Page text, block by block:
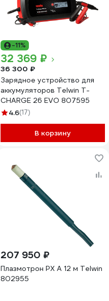
-11%
32 369 ₽
36 300 ₽
Зарядное устройство для
аккумуляторов Telwin T-
CHARGE 26 EVO 807595
4.6(17)
В корзину
207 950 ₽
Плазмотрон PX A 12 м Telwin
802955